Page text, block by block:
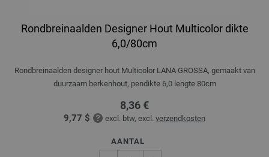
Rondbreinaalden Designer Hout Multicolor dikte
6,0/80cm
Rondbreinaalden designer hout Multicolor LANA GROSSA, gemaakt van
duurzaam berkenhout, pendikte 6,0 lengte 80cm
8,36 €
9,77 $ excl. btw, excl. verzendkosten
AANTAL